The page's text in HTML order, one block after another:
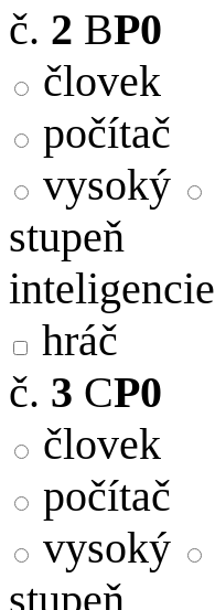
č. 2 BP0
človek
počítač
vysoký
stupeň
inteligencie
hráč
č. 3 CP0
človek
počítač
vysoký
stupeň